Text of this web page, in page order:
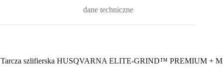
dane techniczne
Tarcza szlifierska HUSQVARNA ELITE-GRIND™ PREMIUM + M